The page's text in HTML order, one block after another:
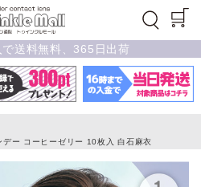
送料無料、365日出荷
デー コーヒーゼリー 10枚入 白石麻衣